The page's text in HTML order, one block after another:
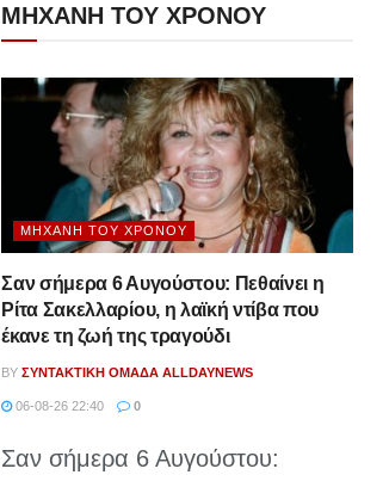
ΜΗΧΑΝΗ ΤΟΥ ΧΡΟΝΟΥ
ΜΗΧΑΝΉ ΤΟΥ ΧΡΌΝΟΥ
Σαν σήμερα 6 Αυγούστου: Πεθαίνει η
Ρίτα Σακελλαρίου, η λαϊκή ντίβα που
έκανε τη ζωή της τραγούδι
BY ΣΥΝΤΑΚΤΙΚΉ ΟΜΆΔΑ ALLDAYNEWS
06-08-26 22:40 0
Σαν σήμερα 6 Αυγούστου: